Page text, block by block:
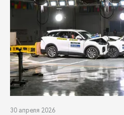
30 апреля 2026